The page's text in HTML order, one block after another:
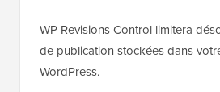
WP Revisions Control limitera
de publication stockées dans
WordPress.